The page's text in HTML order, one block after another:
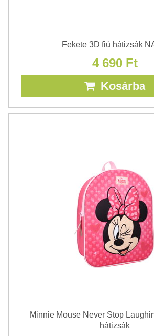
Fekete 3D fiú hátizsák
4 690 Ft
Kosárba
Minnie Mouse Never Stop
hátizsák